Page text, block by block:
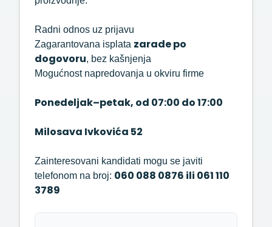
Radni odnos uz prijavu
Zagarantovana isplata zarade po
dogovoru, bez kašnjenja
Mogućnost napredovanja u okviru firme
Ponedeljak–petak, od 07:00 do 17:00
Milosava Ivkovića 52
Zainteresovani kandidati mogu se javiti
telefonom na broj: 060 088 0876 ili 061 110
3789